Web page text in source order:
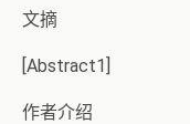
文摘
[Abstract1]
作者介绍